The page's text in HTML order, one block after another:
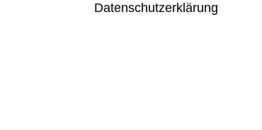
Datenschutzerklärung